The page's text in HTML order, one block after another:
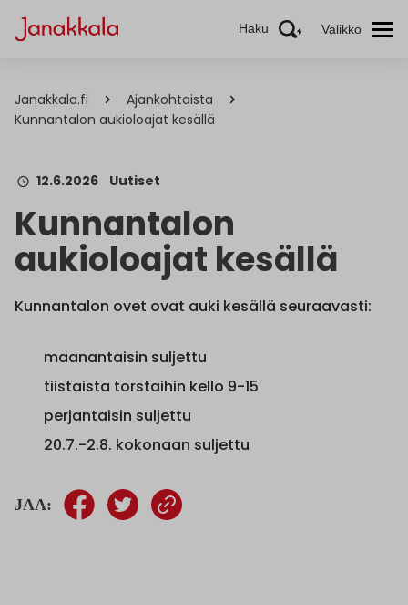
Haku Valikko
Janakkala.fi
Ajankohtaista
Kunnantalon aukioloajat kesällä
12.6.2026 Uutiset
Kunnantalon
aukioloajat kesällä
Kunnantalon ovet ovat auki kesällä seuraavasti:
maanantaisin suljettu
tiistaista torstaihin kello 9-15
perjantaisin suljettu
20.7.-2.8. kokonaan suljettu
JAA: